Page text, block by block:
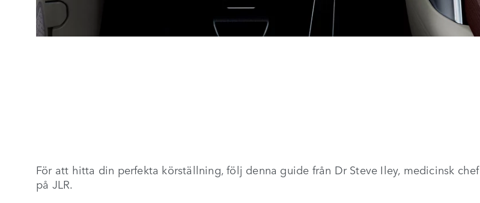
För att hitta din perfekta körställning, följ denna guide från Dr Steve Iley, medicinsk chef
på JLR.